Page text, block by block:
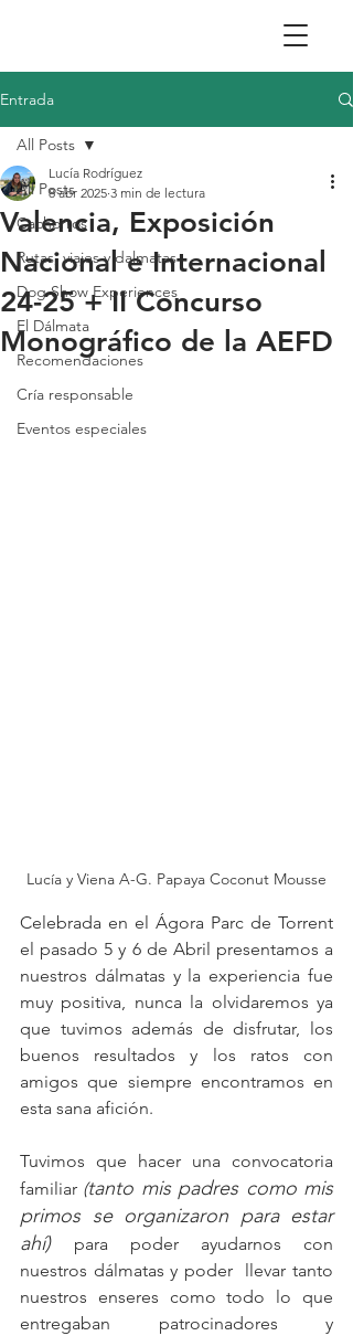
Entrada
All Posts
Cachorros
Rutas, viajes y dalmatas
Dog Show Experiences
El Dálmata
Recomendaciones
Cría responsable
Eventos especiales
All Posts
Valencia, Exposición
Nacional e Internacional
24-25 + II Concurso
Monográfico de la AEFD
Lucía Rodríguez
8 abr 2025 3 min de lectura
Lucía y Viena A-G. Papaya Coconut Mousse
Celebrada en el Ágora Parc de Torrent
el pasado 5 y 6 de Abril presentamos a
nuestros dálmatas y la experiencia fue
muy positiva, nunca la olvidaremos ya
que tuvimos además de disfrutar, los
buenos resultados y los ratos con
amigos que siempre encontramos en
esta sana afición.
Tuvimos que hacer una convocatoria
familiar (tanto mis padres como mis
primos se organizaron para estar
ahí)
para poder ayudarnos con
nuestros dálmatas y poder  llevar tanto
nuestros enseres como todo lo que
entregaban patrocinadores y